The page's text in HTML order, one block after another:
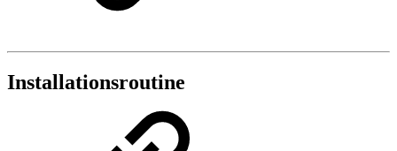
Installationsroutine